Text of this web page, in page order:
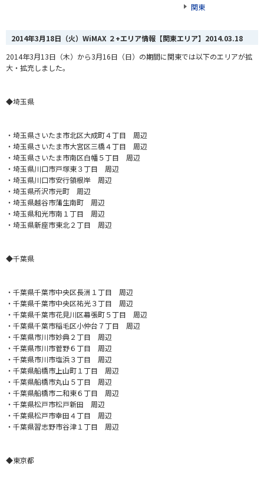
関東
2014年3月18日（火）WiMAX ２+エリア情報【関東エリア】 2014.03.18
2014年3月13日（木）から3月16日（日）の期間に関東では以下のエリアが拡
大・拡充しました。
◆埼玉県
・埼玉県さいたま市北区大成町４丁目 周辺
・埼玉県さいたま市大宮区三橋４丁目 周辺
・埼玉県さいたま市南区白幡５丁目 周辺
・埼玉県川口市戸塚東３丁目 周辺
・埼玉県川口市安行領根岸 周辺
・埼玉県所沢市元町 周辺
・埼玉県越谷市蒲生南町 周辺
・埼玉県和光市南１丁目 周辺
・埼玉県新座市東北２丁目 周辺
◆千葉県
・千葉県千葉市中央区長洲１丁目 周辺
・千葉県千葉市中央区祐光３丁目 周辺
・千葉県千葉市花見川区幕張町５丁目 周辺
・千葉県千葉市稲毛区小仲台７丁目 周辺
・千葉県市川市妙典２丁目 周辺
・千葉県市川市菅野６丁目 周辺
・千葉県市川市塩浜３丁目 周辺
・千葉県船橋市上山町１丁目 周辺
・千葉県船橋市丸山５丁目 周辺
・千葉県船橋市二和東６丁目 周辺
・千葉県松戸市松戸新田 周辺
・千葉県松戸市幸田４丁目 周辺
・千葉県習志野市谷津１丁目 周辺
◆東京都